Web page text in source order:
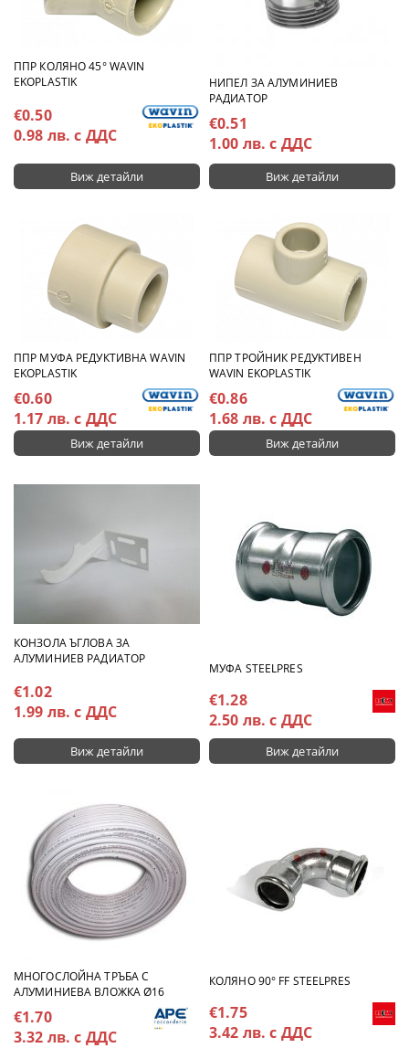
ППР КОЛЯНО 45° WAVIN
EKOPLASTIK
€0.50
0.98 лв. с ДДС
Виж детайли
НИПЕЛ ЗА АЛУМИНИЕВ
РАДИАТОР
€0.51
1.00 лв. с ДДС
Виж детайли
ППР МУФА РЕДУКТИВНА WAVIN
EKOPLASTIK
€0.60
1.17 лв. с ДДС
Виж детайли
ППР ТРОЙНИК РЕДУКТИВЕН
WAVIN EKOPLASTIK
€0.86
1.68 лв. с ДДС
Виж детайли
КОНЗОЛА ЪГЛОВА ЗА
АЛУМИНИЕВ РАДИАТОР
€1.02
1.99 лв. с ДДС
Виж детайли
МУФА STEELPRES
€1.28
2.50 лв. с ДДС
Виж детайли
МНОГОСЛОЙНА ТРЪБА С
АЛУМИНИЕВА ВЛОЖКА Ø16
€1.70
3.32 лв. с ДДС
КОЛЯНО 90° FF STEELPRES
€1.75
3.42 лв. с ДДС